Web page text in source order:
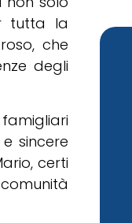
tutta la
che
degli
sincere
certi